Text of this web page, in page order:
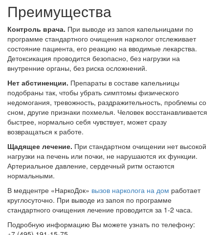
Преимущества
Контроль врача. При выводе из запоя капельницами по
программе стандартного очищения нарколог отслеживает
состояние пациента, его реакцию на вводимые лекарства.
Детоксикация проводится безопасно, без нагрузки на
внутренние органы, без риска осложнений.
Нет абстиненции. Препараты в составе капельницы
подобраны так, чтобы убрать симптомы физического
недомогания, тревожность, раздражительность, проблемы со
сном, другие признаки похмелья. Человек восстанавливается
быстрее, нормально себя чувствует, может сразу
возвращаться к работе.
Щадящее лечение. При стандартном очищении нет высокой
нагрузки на печень или почки, не нарушаются их функции.
Артериальное давление, сердечный ритм остаются
нормальными.
В медцентре «НаркоДок» вызов нарколога на дом работает
круглосуточно. При выводе из запоя по программе
стандартного очищения лечение проводится за 1-2 часа.
Подробную информацию Вы можете узнать по телефону: